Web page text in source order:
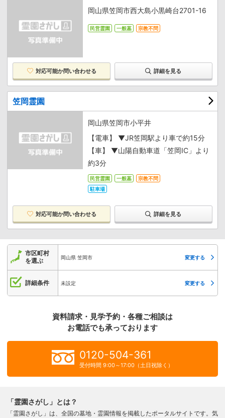
岡山県笠岡市西大島小黒崎台2701-16
民営霊園 一般墓 宗教不問
対応可能か問い合わせる 詳細を見る
笠岡霊園
岡山県笠岡市小平井
【電車】 ▼JR笠岡駅より車で約15分
【車】 ▼山陽自動車道「笠岡IC」より
約3分
民営霊園 一般墓
宗教不問
駐車場
対応可能か問い合わせる 詳細を見る
市区町村
を選ぶ
岡山県 笠岡市 変更する
詳細条件 未設定 変更する
資料請求・見学予約・各種ご相談は
お電話でも承っております
0120-504-361
受付時間 9:00～17:00（土日祝除く）
「霊園さがし」とは？
「霊園さがし」は、全国の墓地・霊園情報を掲載したポータルサイトです。気